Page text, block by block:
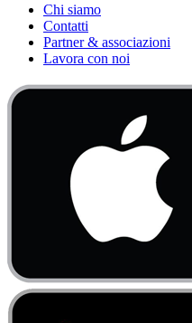
Chi siamo
Contatti
Partner & associazioni
Lavora con noi